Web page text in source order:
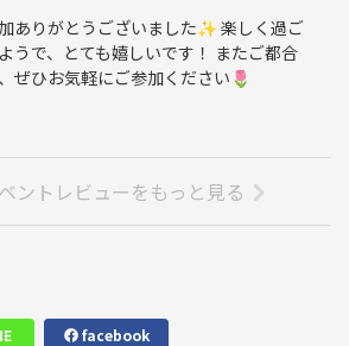
ありがとうございました✨ 楽しく過ご
うで、とても嬉しいです！ またご都合
ぜひお気軽にご参加ください🌷
ントレビューをもっと見る
facebook